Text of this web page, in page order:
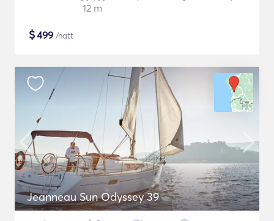
12 m
$499 /natt
Jeanneau Sun Odyssey 39